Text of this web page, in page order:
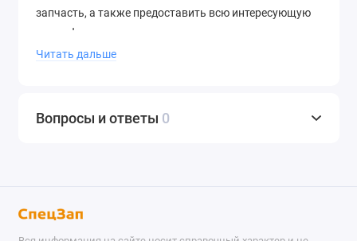
запчасть, а также предоставить всю интересующую
вас информацию.
Отгрузка со склада в день заказа
ближнего зарубежья.Звоните
Читать дальше
Вопросы и ответы 0